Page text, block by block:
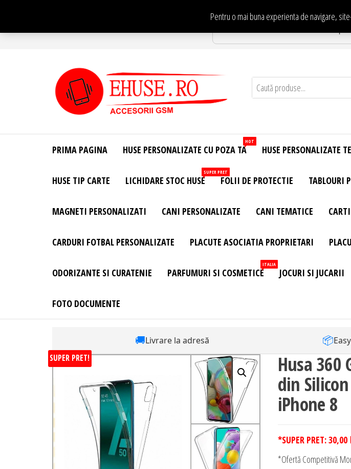
conținut
Pentru o mai buna experienta de navigare,
Te asteptam in
Site Oficial .
Huse
Personalizate
Huse
Personalizate
Telefon –
– Accesorii
PRIMA PAGINA HUSE PERSONALIZATE CU POZA TA
HOT
HUSE PERSONALIZATE
HUSE TIP CARTE LICHIDARE STOC HUSE
SUPER PRET
FOLII DE PROTECTIE TABLOURI
MAGNETI PERSONALIZATI CANI PERSONALIZATE CANI TEMATICE
CARDURI FOTBAL PERSONALIZATE PLACUTE ASOCIATIA PROPRIETARI
ODORIZANTE SI CURATENIE PARFUMURI SI COSMETICE
ITALIA
JOCURI SI JUCARII
FOTO DOCUMENTE
🚚Livrare la adresă 📦
SUPER PRET! Husa 360
din
iPhone 8
*SUPER PRET:30,00
*Ofertă Competitivă